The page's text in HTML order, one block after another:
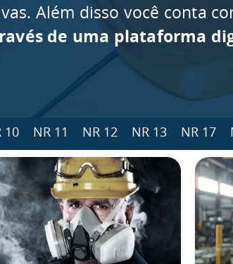
Além disso você conta
de uma plataforma
10 NR 11 NR 12 NR 13 NR 17